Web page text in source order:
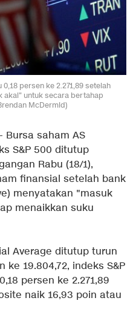
persen ke 2.271,89 setelah
akal" untuk secara bertahap
McDermid)
Bursa saham AS
S&P 500 ditutup
Rabu (18/1),
finansial setelah bank
menyatakan "masuk
menaikkan suku
Average ditutup turun
ke 19.804,72, indeks S&P
persen ke 2.271,89
naik 16,93 poin atau